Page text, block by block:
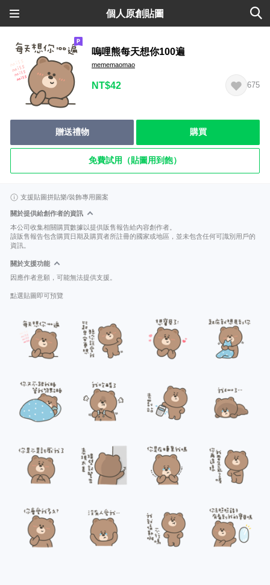
個人原創貼圖
嗚哩熊每天想你100遍
mememaomao
NT$42 675
贈送禮物 購買
免費試用（貼圖用到飽）
支援貼圖拼貼樂/裝飾專用圖案
關於提供給創作者的資訊
本公司收集相關購買數據以提供販售報告給內容創作者。
該販售報告包含購買日期及購買者所註冊的國家或地區，並未包含任何可識別用戶的
資訊。
關於支援功能
因應作者意願，可能無法提供支援。
點選貼圖即可預覽